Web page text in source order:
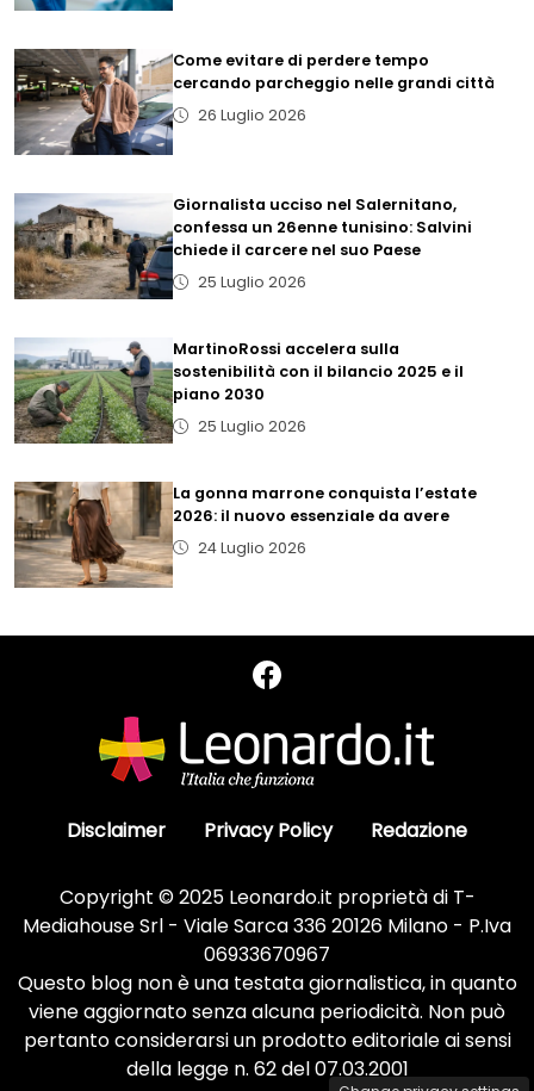
Come evitare di perdere tempo
cercando parcheggio nelle grandi città
26 Luglio 2026
Giornalista ucciso nel Salernitano,
confessa un 26enne tunisino: Salvini
chiede il carcere nel suo Paese
25 Luglio 2026
MartinoRossi accelera sulla
sostenibilità con il bilancio 2025 e il
piano 2030
25 Luglio 2026
La gonna marrone conquista l’estate
2026: il nuovo essenziale da avere
24 Luglio 2026
Disclaimer Privacy Policy Redazione
Copyright © 2025 Leonardo.it proprietà di T-
Mediahouse Srl - Viale Sarca 336 20126 Milano - P.Iva
06933670967
Questo blog non è una testata giornalistica, in quanto
viene aggiornato senza alcuna periodicità. Non può
pertanto considerarsi un prodotto editoriale ai sensi
della legge n. 62 del 07.03.2001